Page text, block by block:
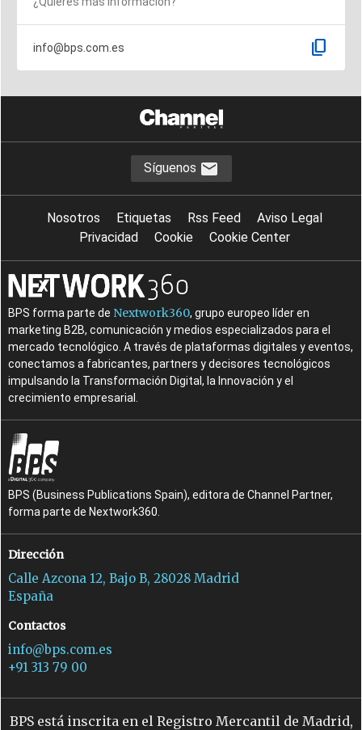
info@bps.com.es content_copy
Síguenos
Nosotros Etiquetas Rss Feed
Aviso Legal
Privacidad
Cookie Cookie Center
BPS forma parte de Nextwork360, grupo europeo líder en
marketing B2B, comunicación y medios especializados para el
mercado tecnológico. A través de plataformas digitales y eventos,
conectamos a fabricantes, partners y decisores tecnológicos
impulsando la Transformación Digital, la Innovación y el
crecimiento empresarial.
BPS (Business Publications Spain), editora de Channel Partner,
forma parte de Nextwork360.
Dirección
Calle Azcona 12, Bajo B, 28028 Madrid
España
Contactos
info@bps.com.es
+91 313 79 00
BPS está inscrita en el Registro Mercantil de Madrid,